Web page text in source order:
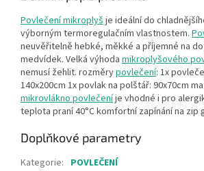
Povlečení mikroplyšje ideální do
výborným termoregulačním vlastnostem.
neuvěřitelně hebké, měkké a příjemné na
medvídek. Velká výhoda mikroplyšového
nemusí žehlit. rozměrypovlečení: 1x
140x200cm 1x povlak na polštář: 90x70cm
mikrovlákno povlečeníje vhodné i pro
teplota praní 40°C komfortní zapínání na zip
Doplňkové parametry
Kategorie: POVLEČENÍ